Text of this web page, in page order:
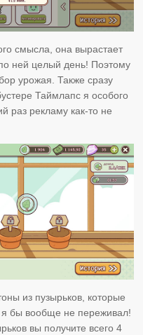
смысла, она вырастает
ней целый день! Поэтому
урожая. Также сразу
Таймлапс я особого
раз рекламу как-то не
из пузырьков, которые
бы вообще не переживал!
вы получите всего 4